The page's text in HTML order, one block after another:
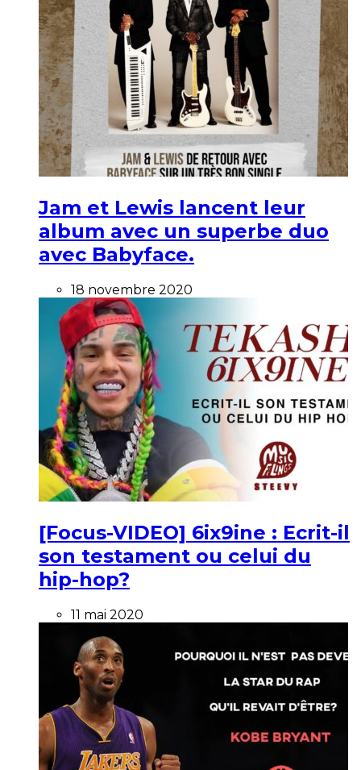
Jam et Lewis lancent leur
album avec un superbe duo
avec Babyface.
18 novembre 2020
[Focus-VIDEO] 6ix9ine : Ecrit-il
son testament ou celui du
hip-hop?
11 mai 2020